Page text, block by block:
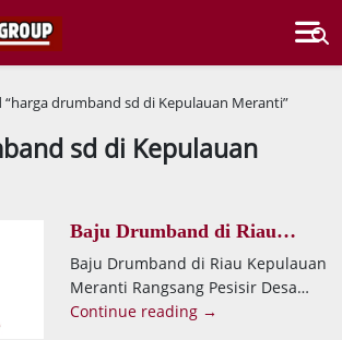
“harga drumband sd di Kepulauan Meranti”
sd di Kepulauan
Baju Drumband di Riau
Kepulauan Meranti Rangsang
Pesisir Desa Telesung
Baju Drumband di Riau Kepulauan
Meranti Rangsang Pesisir Desa
Telesung. Kami produsen seragam
Continue reading →